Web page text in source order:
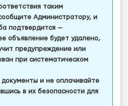
таким
Администратору, и
подтвердится —
объявление будет удалено,
предупреждение или
при систематическом
и не оплачивайте
в их безопасности для